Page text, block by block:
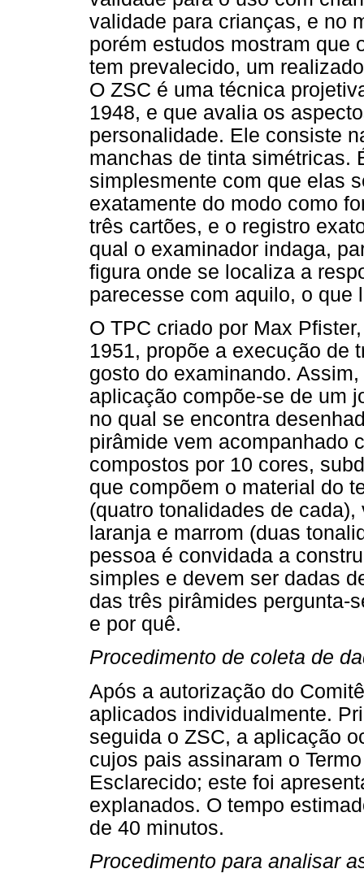
validade para crianças, e no
porém estudos mostram que
tem prevalecido, um
O ZSC é uma técnica
1948, e que avalia os
personalidade. Ele consiste
manchas de tinta simétricas.
simplesmente com que elas
exatamente do modo como
três cartões, e o registro
qual o examinador indaga,
figura onde se localiza a
parecesse com aquilo, o que
O TPC criado por Max
1951, propõe a execução de
gosto do examinando.
aplicação compõe-se de um
no qual se encontra
pirâmide vem acompanhado
compostos por 10 cores,
que compõem o material do
(quatro tonalidades de
laranja e marrom (duas
pessoa é convidada a
simples e devem ser dadas
das três pirâmides pergunta-
e por quê.
Procedimento de coleta de
Após a autorização do
aplicados individualmente.
seguida o ZSC, a aplicação
cujos pais assinaram o
Esclarecido; este foi
explanados. O tempo
de 40 minutos.
Procedimento para analisar